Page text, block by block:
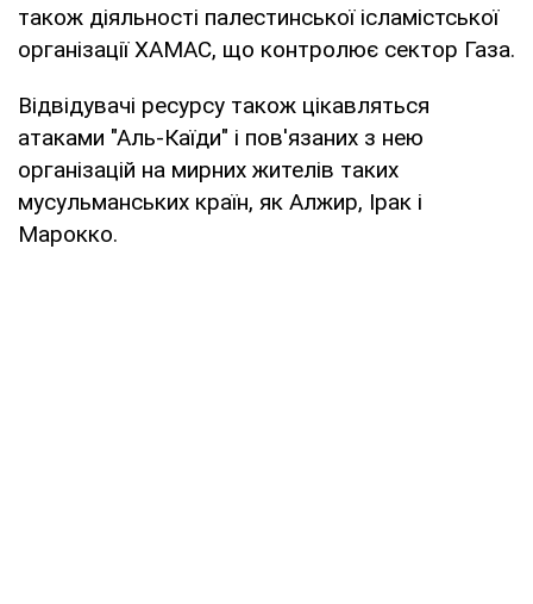
також діяльності палестинської ісламістської
організації ХАМАС, що контролює сектор Газа.
Відвідувачі ресурсу також цікавляться
атаками "Аль-Каїди" і пов'язаних з нею
організацій на мирних жителів таких
мусульманських країн, як Алжир, Ірак і
Марокко.